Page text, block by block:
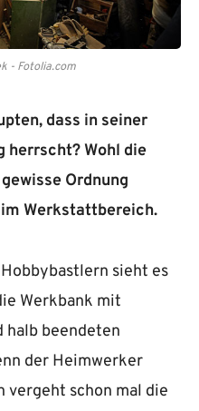
- Fotolia.com
dass in seiner
herrscht? Wohl die
Ordnung
Werkstattbereich.
sieht es
Werkbank mit
halb beendeten
der Heimwerker
vergeht schon mal die